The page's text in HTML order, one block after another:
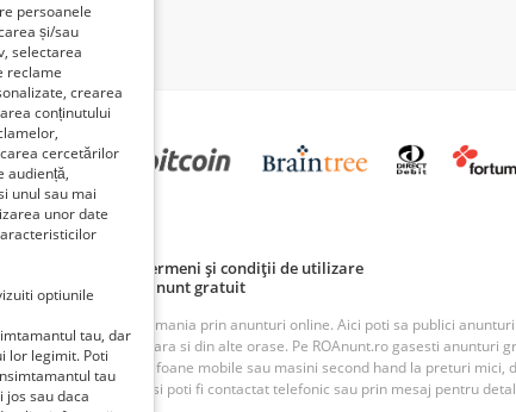
persoanele
și/sau
selectarea
reclame
crearea
conținutului
cercetărilor
audiență,
unul sau mai
unor date
optiunile
tau, dar
lor legimit. Poti
tau
sau daca
Termeni și condiții de utilizare
Cum adaug anunt gratuit
si cumparare din Romania prin anunturi online. Aici poti sa publici
Cluj, Craiova, Timisoara si din alte orase. Pe ROAnunt.ro gasesti anunturi
case, terenuri, telefoane mobile sau masini second hand la preturi mici,
gratuite foarte rapid si poti fi contactat telefonic sau prin mesaj pentru